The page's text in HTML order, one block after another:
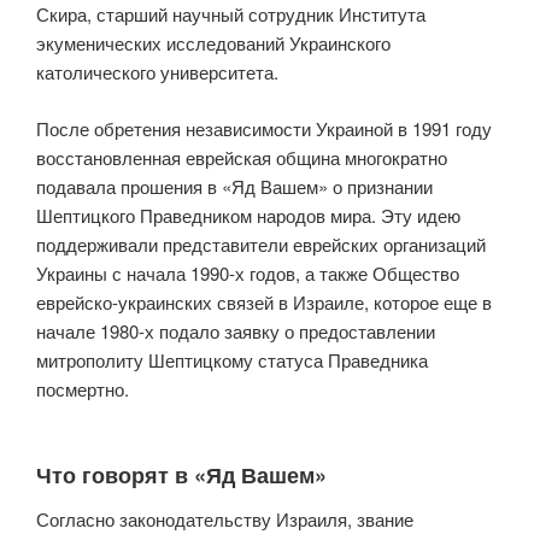
Скира, старший научный сотрудник Института
экуменических исследований Украинского
католического университета.
После обретения независимости Украиной в 1991 году
восстановленная еврейская община многократно
подавала прошения в «Яд Вашем» о признании
Шептицкого Праведником народов мира. Эту идею
поддерживали представители еврейских организаций
Украины с начала 1990-х годов, а также Общество
еврейско-украинских связей в Израиле, которое еще в
начале 1980-х подало заявку о предоставлении
митрополиту Шептицкому статуса Праведника
посмертно.
Что говорят в «Яд Вашем»
Согласно законодательству Израиля, звание